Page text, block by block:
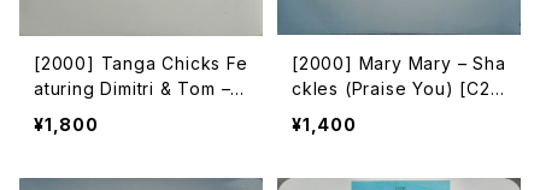
[2000] Tanga Chicks Fe
aturing Dimitri & Tom – B
rasil Over Zurich [Subli
minal][2枚組]
¥1,800
[2000] Mary Mary – Sha
ckles (Praise You) [C2R
ecords / Columbia]
¥1,400